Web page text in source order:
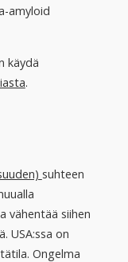
amyloid
käydä
.
suhteen
vähentää siihen
USA:ssa on
Ongelma